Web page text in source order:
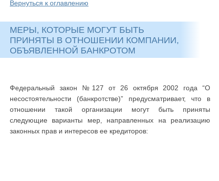
Вернуться к оглавлению
МЕРЫ, КОТОРЫЕ МОГУТ БЫТЬ
ПРИНЯТЫ В ОТНОШЕНИИ КОМПАНИИ,
ОБЪЯВЛЕННОЙ БАНКРОТОМ
Федеральный закон №127 от 26 октября 2002 года “О
несостоятельности (банкротстве)” предусматривает, что в
отношении такой организации могут быть приняты
следующие варианты мер, направленных на реализацию
законных прав и интересов ее кредиторов: